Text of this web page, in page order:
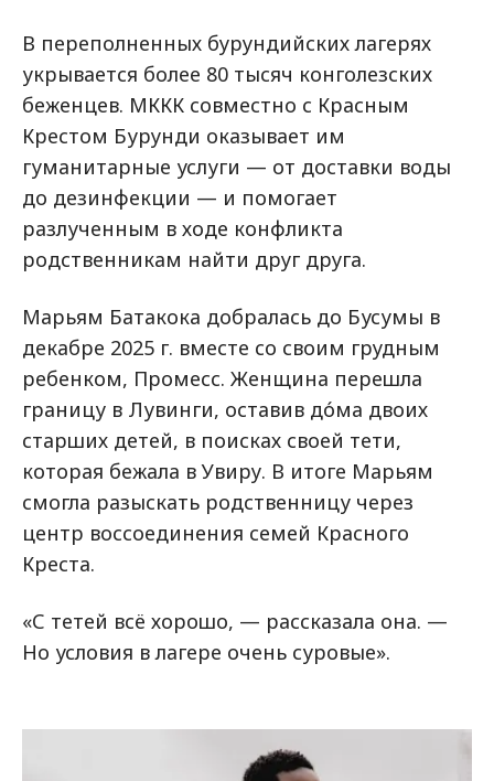
В переполненных бурундийских лагерях
укрывается более 80 тысяч конголезских
беженцев. МККК совместно с Красным
Крестом Бурунди оказывает им
гуманитарные услуги — от доставки воды
до дезинфекции — и помогает
разлученным в ходе конфликта
родственникам найти друг друга.
Марьям Батакока добралась до Бусумы в
декабре 2025 г. вместе со своим грудным
ребенком, Промесс. Женщина перешла
границу в Лувинги, оставив до́ма двоих
старших детей, в поисках своей тети,
которая бежала в Увиру. В итоге Марьям
смогла разыскать родственницу через
центр воссоединения семей Красного
Креста.
«С тетей всё хорошо, — рассказала она. —
Но условия в лагере очень суровые».